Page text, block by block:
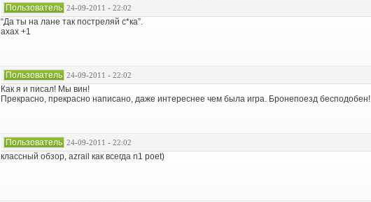
Пользователь 24-09-2011 - 22:02
“Да ты на лане так постреляй с*ка”.
ахах +1
Пользователь 24-09-2011 - 22:02
Как я и писал! Мы вин!
Прекрасно, прекрасно написано, даже интереснее чем была игра. Бронепоезд бесподобен!
Пользователь 24-09-2011 - 22:02
классный обзор, azrail как всегда n1 poet)